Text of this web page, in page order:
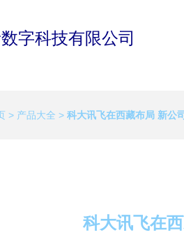
字科技有限公司
> 产品大全 > 科大讯飞在西藏布局 新公
科大讯飞在